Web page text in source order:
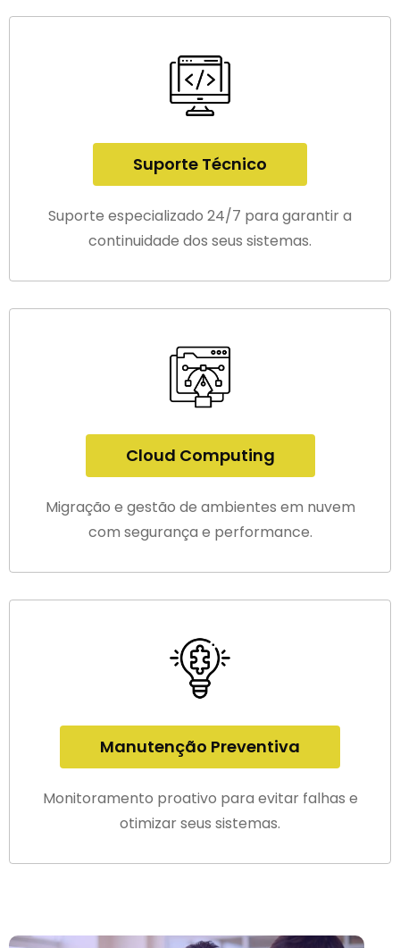
Suporte Técnico
Suporte especializado 24/7 para garantir a
continuidade dos seus sistemas.
Cloud Computing
Migração e gestão de ambientes em nuvem
com segurança e performance.
Manutenção Preventiva
Monitoramento proativo para evitar falhas e
otimizar seus sistemas.